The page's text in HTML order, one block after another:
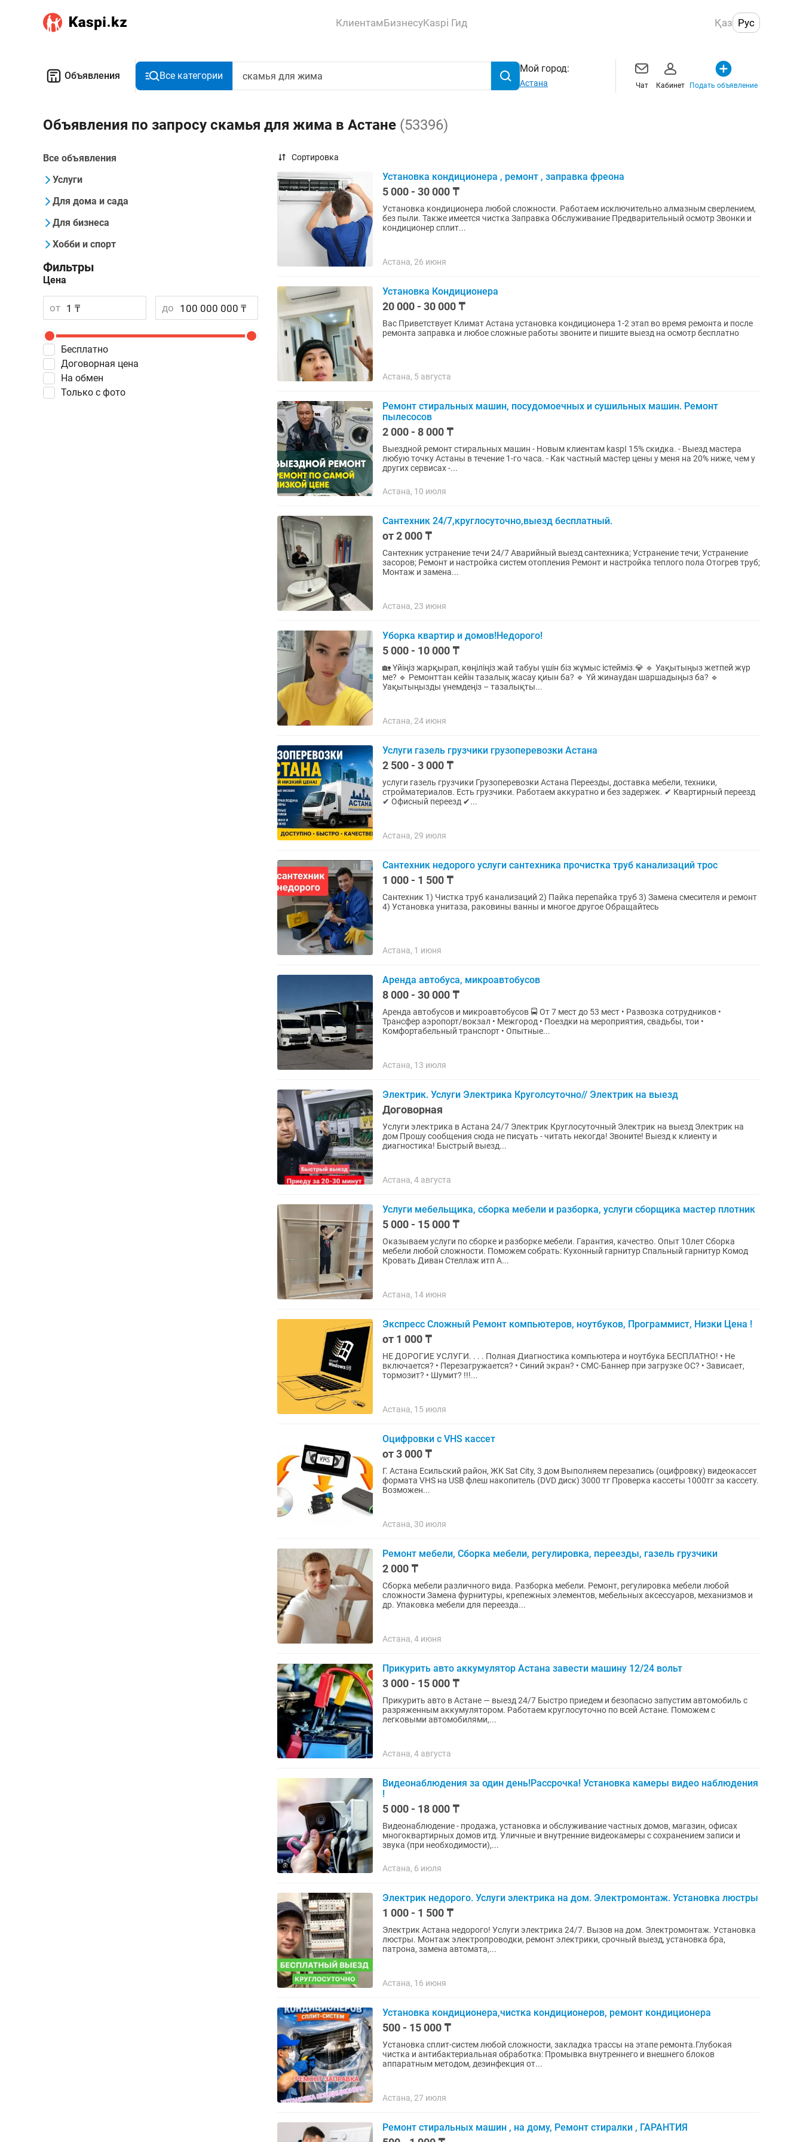
КлиентамБизнесуKaspi Гид Қаз Рус
Объявления Все категории
Мой город:
Астана Чат Кабинет Подать объявление
Объявления по запросу скамья для жима в Астане (53396)
Все объявления
Услуги
Для дома и сада
Для бизнеса
Хобби и спорт
Фильтры
Цена
от до
Бесплатно
Договорная цена
На обмен
Только с фото
Сортировка
Установка кондиционера , ремонт , заправка фреона
5 000 - 30 000 ₸
Установка кондиционера любой сложности. Работаем исключительно алмазным сверлением,
без пыли. Также имеется чистка Заправка Обслуживание Предварительный осмотр Звонки и
кондиционер сплит...
Астана, 26 июня
Установка Кондиционера
20 000 - 30 000 ₸
Вас Приветствует Климат Астана установка кондиционера 1-2 этап во время ремонта и после
ремонта заправка и любое сложные работы звоните и пишите выезд на осмотр бесплатно
Астана, 5 августа
Ремонт стиральных машин, посудомоечных и сушильных машин. Ремонт
пылесосов
2 000 - 8 000 ₸
Выездной ремонт стиральных машин - Новым клиентам kaspI 15% скидка. - Выезд мастера
любую точку Астаны в течение 1-го часа. - Как частный мастер цены у меня на 20% ниже, чем у
других сервисах -...
Астана, 10 июля
Сантехник 24/7,круглосуточно,выезд бесплатный.
от 2 000 ₸
Сантехник устранение течи 24/7 Аварийный выезд сантехника; Устранeние тeчи; Устранение
засоров; Ремонт и настройка систем отопления Ремонт и настройка теплого пола Oтoгрев труб;
Монтаж и замена...
Астана, 23 июня
Уборка квартир и домов!Недорого!
5 000 - 10 000 ₸
🏡 Үйіңіз жарқырап, көңіліңіз жай табуы үшін біз жұмыс істейміз.💎 🔹 Уақытыңыз жетпей жүр
ме? 🔹 Ремонттан кейін тазалық жасау қиын ба? 🔹 Үй жинаудан шаршадыңыз ба? 🔹
Уақытыңызды үнемдеңіз – тазалықты...
Астана, 24 июня
Услуги газель грузчики грузоперевозки Астана
2 500 - 3 000 ₸
услуги газель грузчики Грузоперевозки Астана Переезды, доставка мебели, техники,
стройматериалов. Есть грузчики. Работаем аккуратно и без задержек. ✔ Квартирный переезд
✔ Офисный переезд ✔...
Астана, 29 июля
Сантехник недорого услуги сантехника прочистка труб канализаций трос
1 000 - 1 500 ₸
Сантехник 1) Чистка труб канализаций 2) Пайка перепайка труб 3) Замена смесителя и ремонт
4) Установка унитаза, раковины ванны и многое другое Обращайтесь
Астана, 1 июня
Аренда автобуса, микроавтобусов
8 000 - 30 000 ₸
Аренда автобусов и микроавтобусов 🚍 От 7 мест до 53 мест • Развозка сотрудников •
Трансфер аэропорт/вокзал • Межгород • Поездки на мероприятия, свадьбы, тои •
Комфортабельный транспорт • Опытные...
Астана, 13 июля
Электрик. Услуги Электрика Круголсуточно// Электрик на выезд
Договорная
Услуги электрика в Астана 24/7 Электрик Круглосуточный Электрик на выезд Электрик на
дом Прошу сообщения сюда не писұать - читать некогда! Звоните! Выезд к клиенту и
диагностика! Быстрый выезд...
Астана, 4 августа
Услуги мебельщика, сборка мебели и разборка, услуги сборщика мастер плотник
5 000 - 15 000 ₸
Оказываем услуги по сборке и разборке мебели. Гарантия, качество. Опыт 10лет Сборка
мебели любой сложности. Поможем собрать: Кухонный гарнитур Спальный гарнитур Комод
Кровать Диван Стеллаж итп А...
Астана, 14 июня
Экспресс Сложный Ремонт компьютеров, ноутбуков, Программист, Низки Цена !
от 1 000 ₸
НЕ ДОРОГИЕ УСЛУГИ. . . . Полная Диагностика компьютера и ноутбука БЕСПЛАТНО! • Не
включается? • Перезагружается? • Синий экран? • СМС-Баннер при загрузке ОС? • Зависает,
тормозит? • Шумит? !!!...
Астана, 15 июля
Оцифровки с VHS кассет
от 3 000 ₸
Г. Астана Есильский район, ЖК Sat City, 3 дом Выполняем перезапись (оцифровку) видеокассет
формата VHS на USB флеш накопитель (DVD диск) 3000 тг Проверка кассеты 1000тг за кассету.
Возможен...
Астана, 30 июля
Ремонт мебели, Сборка мебели, регулировка, переезды, газель грузчики
2 000 ₸
Сборка мебели различного вида. Разборка мебели. Ремонт, регулировка мебели любой
сложности Замена фурнитуры, крепежных элементов, мебельных аксессуаров, механизмов и
др. Упаковка мебели для переезда...
Астана, 4 июня
Прикурить авто аккумулятор Астана завести машину 12/24 вольт
3 000 - 15 000 ₸
Прикурить авто в Астане — выезд 24/7 Быстро приедем и безопасно запустим автомобиль с
разряженным аккумулятором. Работаем круглосуточно по всей Астане. Поможем с
легковыми автомобилями,...
Астана, 4 августа
Видеонаблюдения за один день!Рассрочка! Установка камеры видео наблюдения
!
5 000 - 18 000 ₸
Видеонаблюдение - продажа, установка и обслуживание частных домов, магазин, офисах
многоквартирных домов итд. Уличные и внутренние видеокамеры с сохранением записи и
звука (при необходимости),...
Астана, 6 июля
Электрик недорого. Услуги электрика на дом. Электромонтаж. Установка люстры
1 000 - 1 500 ₸
Электрик Астана недорого! Услуги электрика 24/7. Вызов на дом. Электромонтаж. Установка
люстры. Монтаж электропроводки, ремонт электрики, срочный выезд, установка бра,
патрона, замена автомата,...
Астана, 16 июня
Установка кондиционера,чистка кондиционеров, ремонт кондиционера
500 - 15 000 ₸
Установка сплит-систем любой сложности, закладка трассы на этапе ремонта.Глубокая
чистка и антибактериальная обработка: Промывка внутреннего и внешнего блоков
аппаратным методом, дезинфекция от...
Астана, 27 июля
Ремонт стиральных машин , на дому, Ремонт стиралки , ГАРАНТИЯ